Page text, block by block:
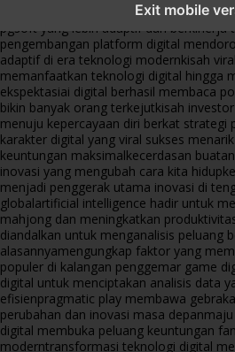
Exit mobile
menghadirkan inovasi berkualitasai
pgsoft yang lebih adaptif dan berkinerja
pengembangan platform digital
adaptif di era teknologi modernkisah
memanfaatkan teknologi digital hingga
ekspektasiai digital berhasil membaca
bikin banyak orang terkejutkisah
menuju kepercayaan diri berkat strategi
karakter digital yang viral sukses
keuntungan maksimalkecerdasan
inovasi yang mengubah cara kita hidup
menjadi penggerak utama inovasi di
globalartificial intelligence hadir untuk
mahjong dan meningkatkan
diandalkan untuk menganalisis peluang
alasannyamengungkap faktor yang
populer di kalangan penggemar game
digital untuk menciptakan analisis data
efisienpragmatic play membawa
perubahan dan inovasi masa depan
digital membuka peluang keuntungan
moderntransformasi teknologi digital